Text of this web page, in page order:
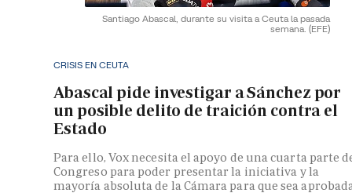
Santiago Abascal, durante su visita a Ceuta la pasada
semana. (EFE)
CRISIS EN CEUTA
Abascal pide investigar a Sánchez por
un posible delito de traición contra el
Estado
Para ello, Vox necesita el apoyo de una cuarta parte
Congreso para poder presentar la iniciativa y la
mayoría absoluta de la Cámara para que sea